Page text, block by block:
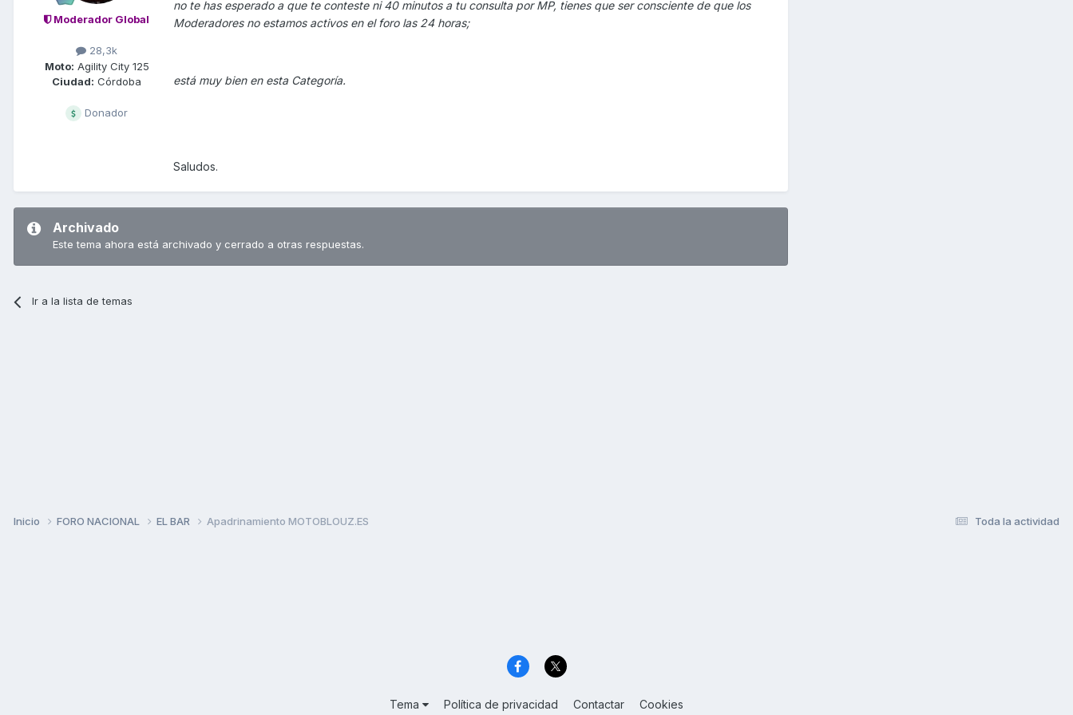
Moderador Global
28,3k
Moto: Agility City 125
Ciudad: Córdoba
Donador
no te has esperado a que te conteste ni 40 minutos a tu consulta por MP, tienes que ser consciente de que los
Moderadores no estamos activos en el foro las 24 horas;
está muy bien en esta Categoría.
Saludos.
Archivado
Este tema ahora está archivado y cerrado a otras respuestas.
Ir a la lista de temas
Toda la actividad
Inicio FORO NACIONAL EL BAR Apadrinamiento MOTOBLOUZ.ES
Tema Política de privacidad Contactar Cookies